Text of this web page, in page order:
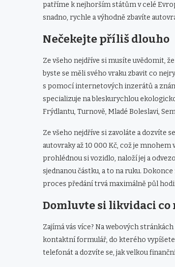
patříme k nejhorším státům v celé
snadno, rychle a výhodně zbavíte
Nečekejte příliš dlouho
Ze všeho nejdříve si musíte uvědomit,
byste se měli svého vraku zbavit co
s pomocí internetových inzerátů a
specializuje na bleskurychlou
Frýdlantu, Turnově, Mladé Boleslavi,
Ze všeho nejdříve si zavoláte a dozvíte
autovraky až 10 000 Kč, což je
prohlédnou si vozidlo, naloží jej a
sjednanou částku, a to na ruku.
proces předání trvá maximálně půl
Domluvte si likvidaci co
Zajímá vás více? Na webových stránkách
kontaktní formulář, do kterého vypíšete
telefonát a dozvíte se, jak velkou